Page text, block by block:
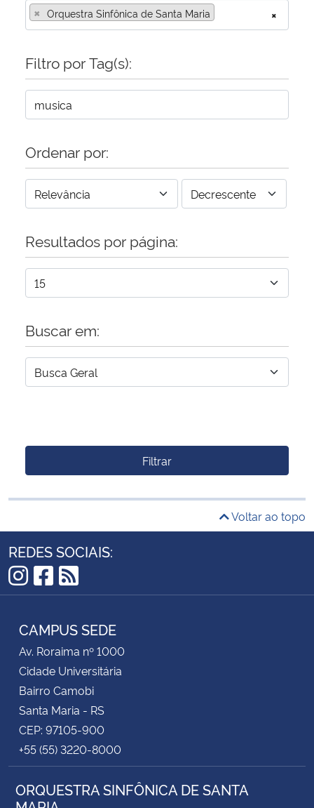
×
× Orquestra Sinfônica de Santa Maria
Filtro por Tag(s):
Ordenar por:
Resultados por página:
Buscar em:
Filtrar
Voltar ao topo
REDES SOCIAIS:
Instagram
Facebook
RSS
CAMPUS SEDE
Av. Roraima nº 1000
Cidade Universitária
Bairro Camobi
Santa Maria - RS
CEP: 97105-900
+55 (55) 3220-8000
ORQUESTRA SINFÔNICA DE SANTA